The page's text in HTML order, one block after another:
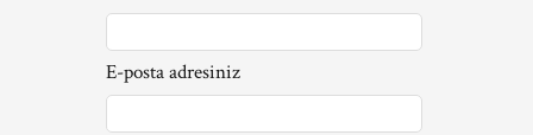
E-posta adresiniz